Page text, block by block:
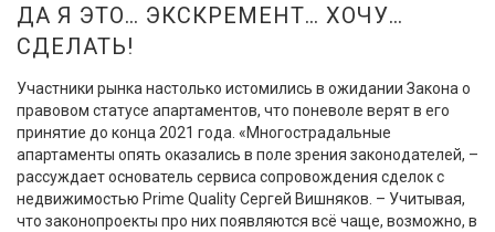
ДА Я ЭТО… ЭКСКРЕМЕНТ… ХОЧУ…
СДЕЛАТЬ!
Участники рынка настолько истомились в ожидании Закона о
правовом статусе апартаментов, что поневоле верят в его
принятие до конца 2021 года. «Многострадальные
апартаменты опять оказались в поле зрения законодателей, –
рассуждает основатель сервиса сопровождения сделок с
недвижимостью Prime Quality Сергей Вишняков. – Учитывая,
что законопроекты про них появляются всё чаще, возможно, в